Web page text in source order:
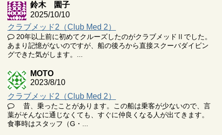
鈴木 園子
2025/10/10
クラブメッド2（Club Med 2）
20年以上前に初めてクルーズしたのがクラブメッドⅡでした。
あまり記憶がないのですが、船の後ろから直接スクーバダイビン
グできた気がします。...
MOTO
2023/8/10
クラブメッド2（Club Med 2）
昔、乗ったことがあります。この船は乗客が少ないので、言
葉がそんなに通じなくても、すぐに仲良くなる人が出てきます。
食事時はスタッフ（G・...